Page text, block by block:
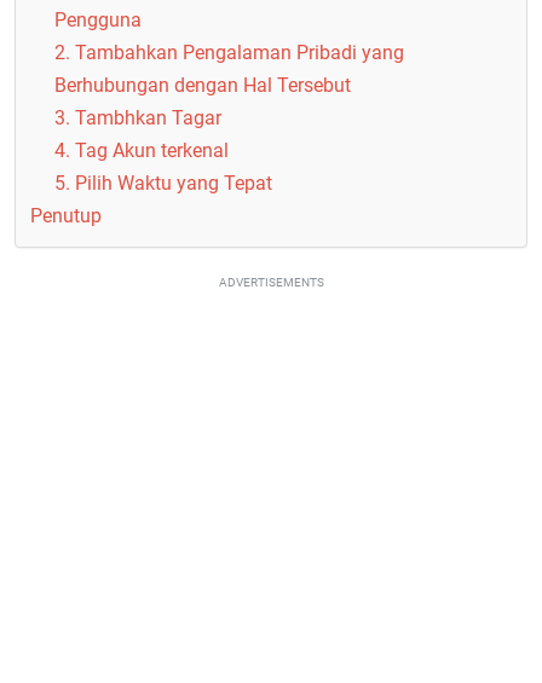
Pengguna
2. Tambahkan Pengalaman Pribadi yang
Berhubungan dengan Hal Tersebut
3. Tambhkan Tagar
4. Tag Akun terkenal
5. Pilih Waktu yang Tepat
Penutup
ADVERTISEMENTS